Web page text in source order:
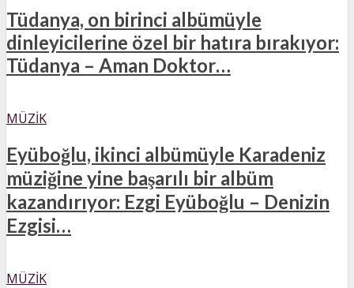
Tüdanya, on birinci albümüyle
dinleyicilerine özel bir hatıra bırakıyor:
Tüdanya – Aman Doktor…
MÜZIK
Eyüboğlu, ikinci albümüyle Karadeniz
müziğine yine başarılı bir albüm
kazandırıyor: Ezgi Eyüboğlu – Denizin
Ezgisi…
MÜZIK